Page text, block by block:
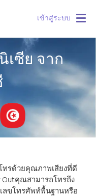
เข้าสู่ระบบ
เซีย จาก
รด้วยคุณภาพเสียงที่ดี
Outคุณสามารถโทรถึง
ลขโทรศัพท์พื้นฐานหรือ